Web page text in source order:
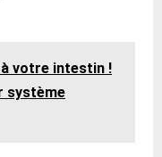
votre intestin !
système